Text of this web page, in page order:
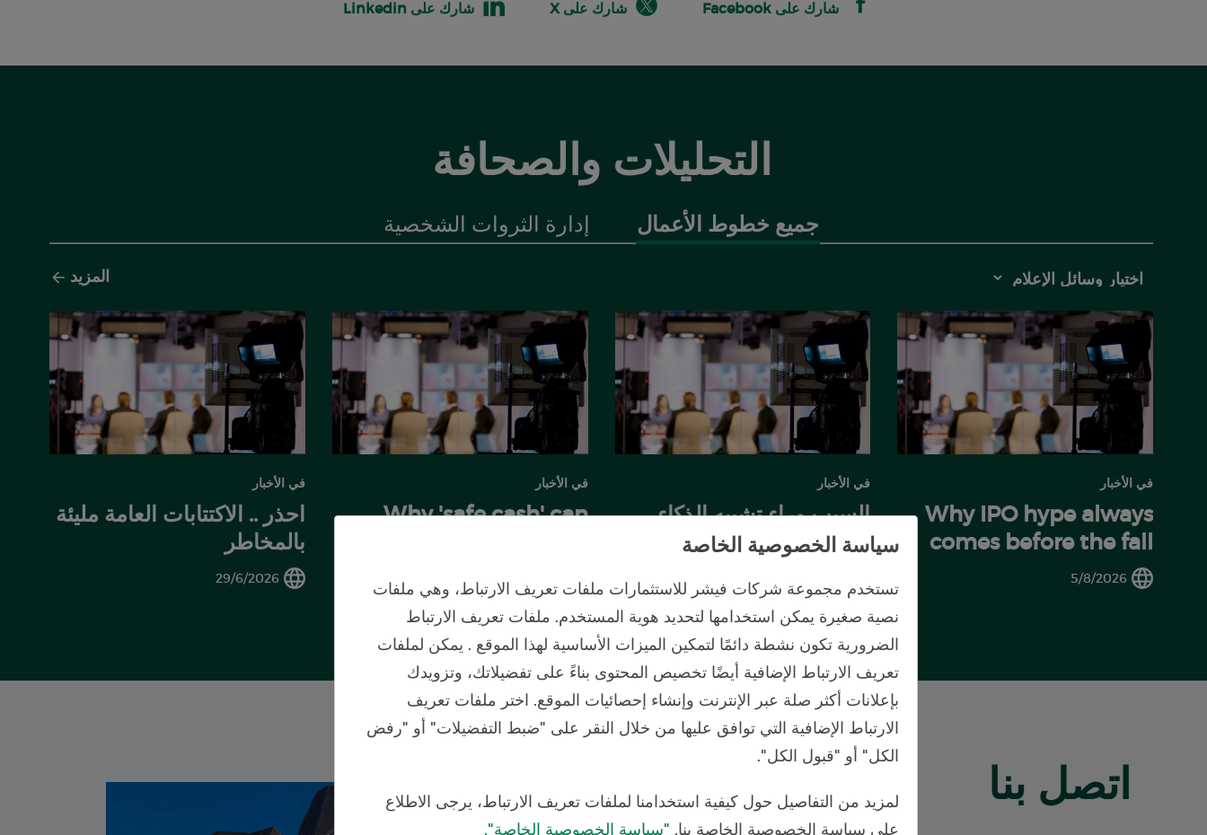
شارك على Facebook شارك على X شارك على Linkedin
التحليلات والصحافة
جميع خطوط الأعمال إدارة الثروات الشخصية
Media
Choice
المزيد
في الأخبار
Why IPO hype always
comes before the fall
5/8/2026
في الأخبار
السبب وراء تشبيه الذكاء
الاصطناعي بالسلحفاة وليس
في الأخبار
Why 'safe cash' can
investment
2/7/2026
في الأخبار
احذر .. الاكتتابات العامة مليئة
بالمخاطر
29/6/2026
اتصل بنا
سياسة الخصوصية الخاصة
تستخدم مجموعة شركات فيشر للاستثمارات ملفات تعريف الارتباط، وهي ملفات
نصية صغيرة يمكن استخدامها لتحديد هوية المستخدم. ملفات تعريف الارتباط
الضرورية تكون نشطة دائمًا لتمكين الميزات الأساسية لهذا الموقع . يمكن لملفات
تعريف الارتباط الإضافية أيضًا تخصيص المحتوى بناءً على تفضيلاتك، وتزويدك
بإعلانات أكثر صلة عبر الإنترنت وإنشاء إحصائيات الموقع. اختر ملفات تعريف
الارتباط الإضافية التي توافق عليها من خلال النقر على "ضبط التفضيلات" أو "رفض
الكل" أو "قبول الكل".
لمزيد من التفاصيل حول كيفية استخدامنا لملفات تعريف الارتباط، يرجى الاطلاع
على سياسة الخصوصية الخاصة بنا. "سياسة الخصوصية الخاصة".